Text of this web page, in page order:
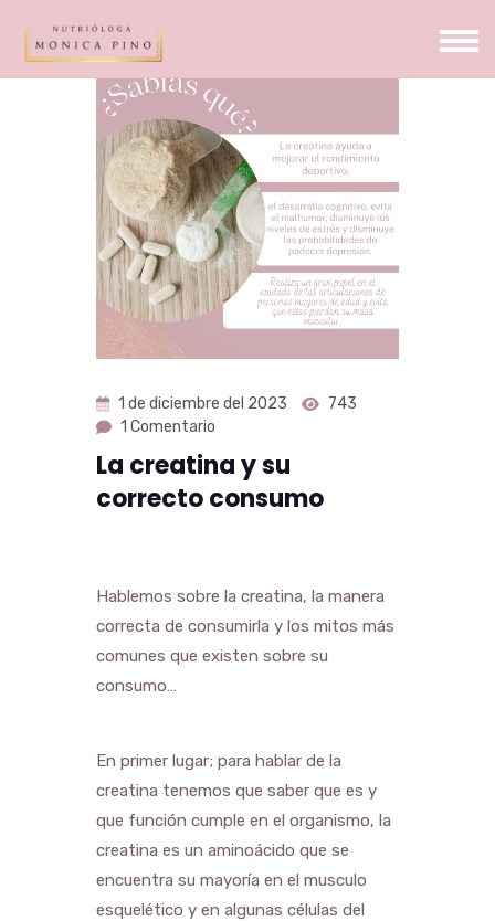
1 de diciembre del 2023
743
1 Comentario
La creatina y su
correcto consumo
Hablemos sobre la creatina, la manera
correcta de consumirla y los mitos más
comunes que existen sobre su
consumo…
En primer lugar; para hablar de la
creatina tenemos que saber que es y
que función cumple en el organismo, la
creatina es un aminoácido que se
encuentra su mayoría en el musculo
esquelético y en algunas células del